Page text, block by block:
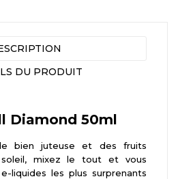
DU PRODUIT
Diamond 50ml
bien juteuse et des fruits
mixez le tout et vous
liquides les plus surprenants